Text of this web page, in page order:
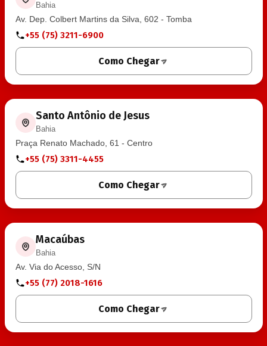
Bahia
Av. Dep. Colbert Martins da Silva, 602 - Tomba
+55 (75) 3211-6900
Como Chegar
Santo Antônio de Jesus
Bahia
Praça Renato Machado, 61 - Centro
+55 (75) 3311-4455
Como Chegar
Macaúbas
Bahia
Av. Via do Acesso, S/N
+55 (77) 2018-1616
Como Chegar